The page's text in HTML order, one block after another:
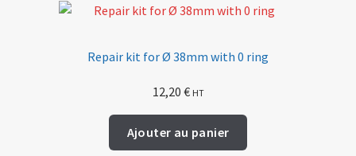
Repair kit for Ø 38mm with 0 ring
12,20 € HT
Ajouter au panier